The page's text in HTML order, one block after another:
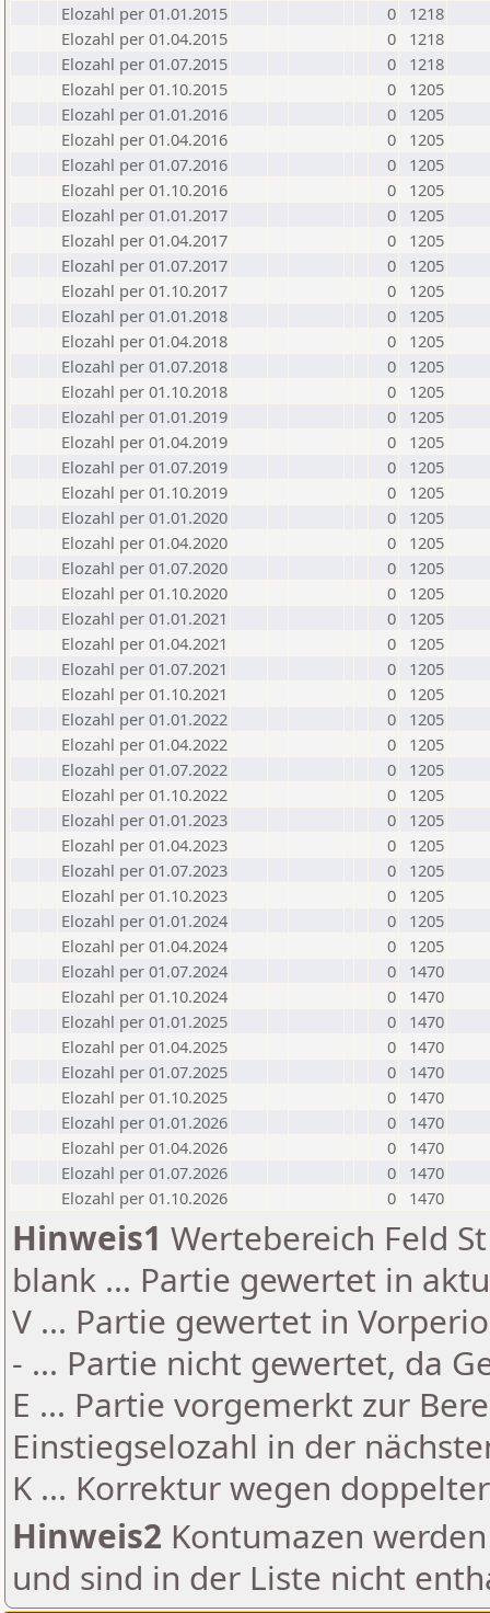
Elozahl per 01.01.2015
0
1218
Elozahl per 01.04.2015
0
1218
Elozahl per 01.07.2015
0
1218
Elozahl per 01.10.2015
0
1205
Elozahl per 01.01.2016
0
1205
Elozahl per 01.04.2016
0
1205
Elozahl per 01.07.2016
0
1205
Elozahl per 01.10.2016
0
1205
Elozahl per 01.01.2017
0
1205
Elozahl per 01.04.2017
0
1205
Elozahl per 01.07.2017
0
1205
Elozahl per 01.10.2017
0
1205
Elozahl per 01.01.2018
0
1205
Elozahl per 01.04.2018
0
1205
Elozahl per 01.07.2018
0
1205
Elozahl per 01.10.2018
0
1205
Elozahl per 01.01.2019
0
1205
Elozahl per 01.04.2019
0
1205
Elozahl per 01.07.2019
0
1205
Elozahl per 01.10.2019
0
1205
Elozahl per 01.01.2020
0
1205
Elozahl per 01.04.2020
0
1205
Elozahl per 01.07.2020
0
1205
Elozahl per 01.10.2020
0
1205
Elozahl per 01.01.2021
0
1205
Elozahl per 01.04.2021
0
1205
Elozahl per 01.07.2021
0
1205
Elozahl per 01.10.2021
0
1205
Elozahl per 01.01.2022
0
1205
Elozahl per 01.04.2022
0
1205
Elozahl per 01.07.2022
0
1205
Elozahl per 01.10.2022
0
1205
Elozahl per 01.01.2023
0
1205
Elozahl per 01.04.2023
0
1205
Elozahl per 01.07.2023
0
1205
Elozahl per 01.10.2023
0
1205
Elozahl per 01.01.2024
0
1205
Elozahl per 01.04.2024
0
1205
Elozahl per 01.07.2024
0
1470
Elozahl per 01.10.2024
0
1470
Elozahl per 01.01.2025
0
1470
Elozahl per 01.04.2025
0
1470
Elozahl per 01.07.2025
0
1470
Elozahl per 01.10.2025
0
1470
Elozahl per 01.01.2026
0
1470
Elozahl per 01.04.2026
0
1470
Elozahl per 01.07.2026
0
1470
Elozahl per 01.10.2026
0 1470
Hinweis1 Wertebereich Feld
blank ... Partie gewertet in
V ... Partie gewertet in
- ... Partie nicht gewertet, da
E ... Partie vorgemerkt zur
Einstiegselozahl in der
K ... Korrektur wegen
Hinweis2 Kontumazen
und sind in der Liste nicht